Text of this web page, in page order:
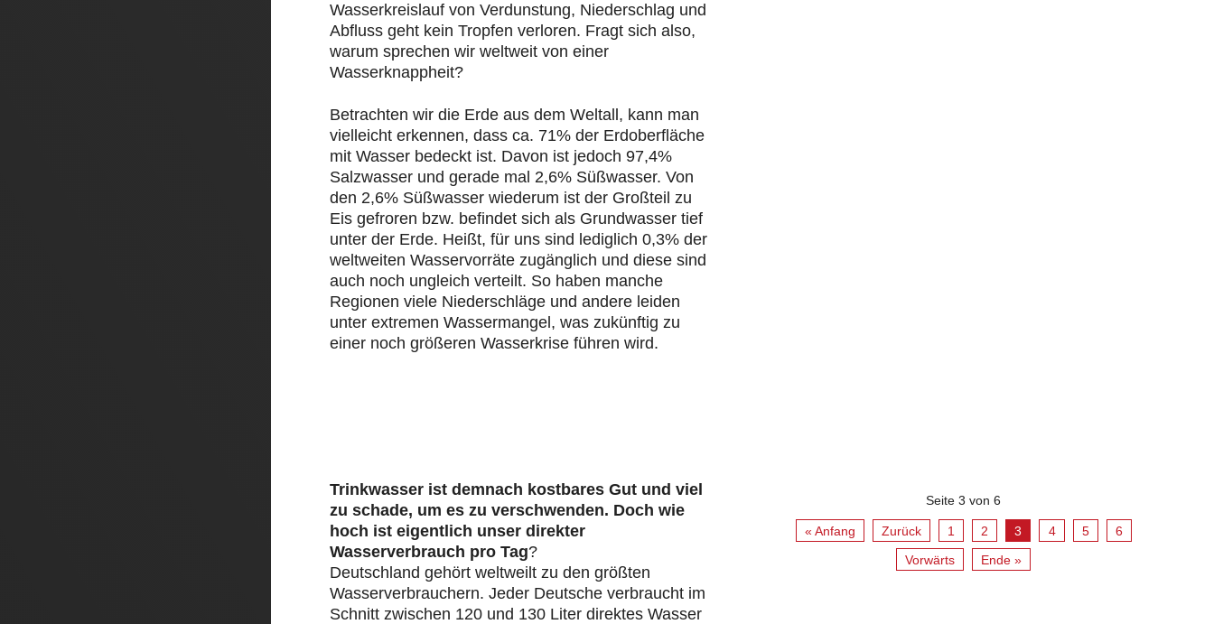
Wasserkreislauf von Verdunstung, Niederschlag und
Abfluss geht kein Tropfen verloren. Fragt sich also,
warum sprechen wir weltweit von einer
Wasserknappheit?
Betrachten wir die Erde aus dem Weltall, kann man
vielleicht erkennen, dass ca. 71% der Erdoberfläche
mit Wasser bedeckt ist. Davon ist jedoch 97,4%
Salzwasser und gerade mal 2,6% Süßwasser. Von
den 2,6% Süßwasser wiederum ist der Großteil zu
Eis gefroren bzw. befindet sich als Grundwasser tief
unter der Erde. Heißt, für uns sind lediglich 0,3% der
weltweiten Wasservorräte zugänglich und diese sind
auch noch ungleich verteilt. So haben manche
Regionen viele Niederschläge und andere leiden
unter extremen Wassermangel, was zukünftig zu
einer noch größeren Wasserkrise führen wird.
Trinkwasser ist demnach kostbares Gut und viel
zu schade, um es zu verschwenden. Doch wie
hoch ist eigentlich unser direkter
Wasserverbrauch pro Tag?
Deutschland gehört weltweilt zu den größten
Wasserverbrauchern. Jeder Deutsche verbraucht im
Schnitt zwischen 120 und 130 Liter direktes Wasser
Seite 3 von 6
« Anfang Zurück 1 2 3 4 5
6
Vorwärts
Ende »